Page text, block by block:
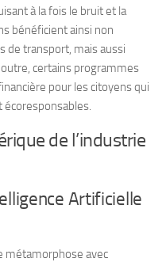
à la fois le bruit et la
bénéficient ainsi non
de transport, mais aussi
outre, certains programmes
pour les citoyens qui
de l’industrie
Artificielle
métamorphose avec